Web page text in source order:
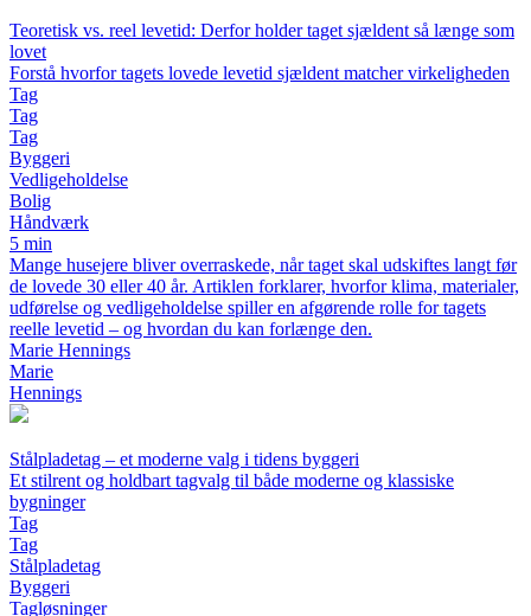
Teoretisk vs. reel levetid: Derfor holder taget sjældent så længe som
lovet
Forstå hvorfor tagets lovede levetid sjældent matcher virkeligheden
Tag
Tag
Tag
Byggeri
Vedligeholdelse
Bolig
Håndværk
5 min
Mange husejere bliver overraskede, når taget skal udskiftes langt før
de lovede 30 eller 40 år. Artiklen forklarer, hvorfor klima, materialer,
udførelse og vedligeholdelse spiller en afgørende rolle for tagets
reelle levetid – og hvordan du kan forlænge den.
Marie Hennings
Marie
Hennings
Stålpladetag – et moderne valg i tidens byggeri
Et stilrent og holdbart tagvalg til både moderne og klassiske
bygninger
Tag
Tag
Stålpladetag
Byggeri
Tagløsninger